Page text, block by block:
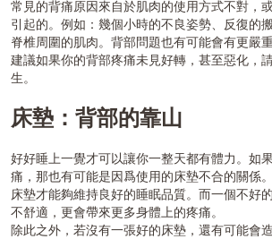
常見的背痛原因來自於肌肉的使用方式不對，
引起的。例如：幾個小時的不良姿勢、反復的
脊椎周圍的肌肉。背部問題也有可能會有更嚴
建議如果你的背部疼痛未見好轉，甚至惡化，
生。
床墊：背部的靠山
好好睡上一覺才可以讓你一整天都有體力。如
痛，那也有可能是因爲使用的床墊不合的關係
床墊才能夠維持良好的睡眠品質。而一個不好
不舒適，更會帶來更多身體上的疼痛。
除此之外，若沒有一張好的床墊，還有可能會